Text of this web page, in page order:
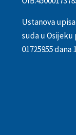
Ustanova
suda u
01725955 dana